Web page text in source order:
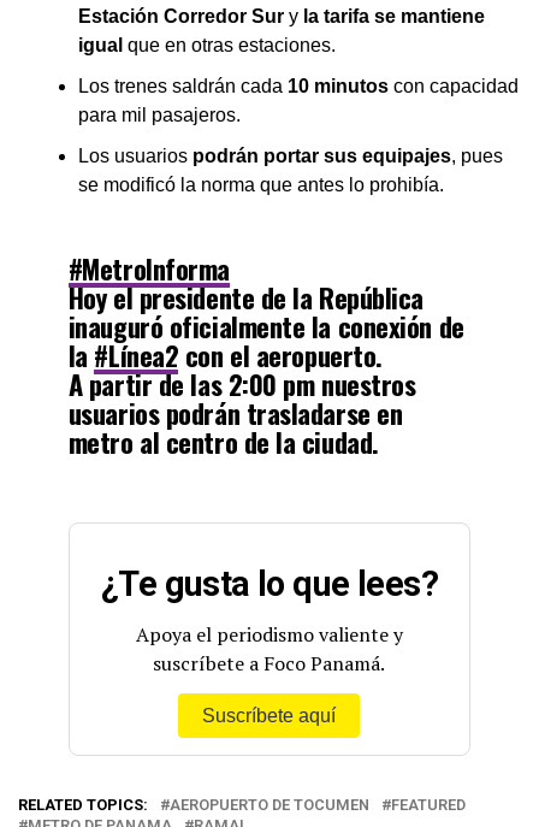
Estación Corredor Sur y la tarifa se mantiene
igual que en otras estaciones.
Los trenes saldrán cada 10 minutos con capacidad
para mil pasajeros.
Los usuarios podrán portar sus equipajes, pues
se modificó la norma que antes lo prohibía.
#MetroInforma
Hoy el presidente de la República
inauguró oficialmente la conexión de
la #Línea2 con el aeropuerto.
A partir de las 2:00 pm nuestros
usuarios podrán trasladarse en
metro al centro de la ciudad.
— El Metro de Panamá (@elmetrodepanama)
March 15,
¿Te gusta lo que lees?
Apoya el periodismo valiente y
suscríbete a Foco Panamá.
Suscríbete aquí
RELATED TOPICS: AEROPUERTO DE TOCUMEN
FEATURED